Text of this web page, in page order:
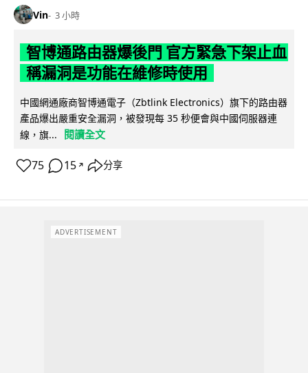
Vin 3 小時
智博通路由器爆後門 官方緊急下架止血
稱漏洞是功能在維修時使用
中國網通廠商智博通電子（Zbtlink Electronics）旗下的路由器
產品爆出嚴重安全漏洞，被發現每 35 秒便會與中國伺服器連
線，旗...
閱讀全文
75 15 ↗ 分享
ADVERTISEMENT